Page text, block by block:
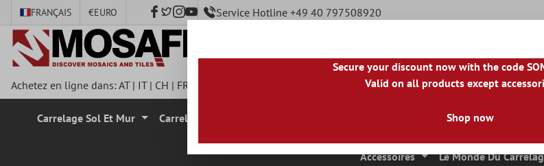
principal
FRANÇAIS €EURO Service Hotline +49 40 797508920
Achetez en ligne dans:AT| IT| CH | FR ES|PL|PT| FI|GR|RO|NO|HU|BG
Carrelage Sol Et Mur Carrelage Mural Carreaux En Pierre Naturelle
Accessoires Le Monde Du
Secure your discount now with the code
Valid on all products except
Shop now